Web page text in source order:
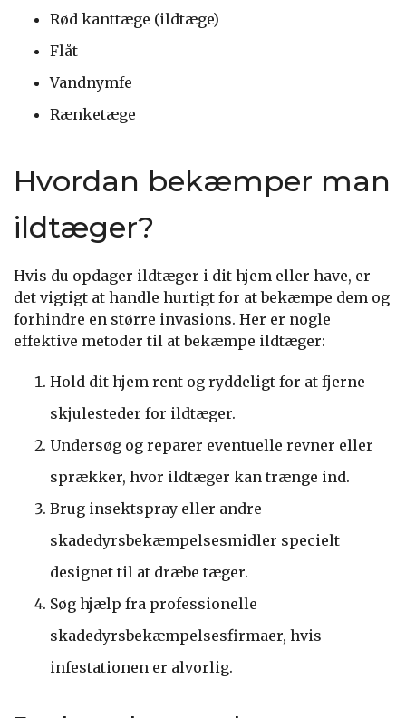
Rød kanttæge (ildtæge)
Flåt
Vandnymfe
Rænketæge
Hvordan bekæmper man
ildtæger?
Hvis du opdager ildtæger i dit hjem eller have, er
det vigtigt at handle hurtigt for at bekæmpe dem og
forhindre en større invasions. Her er nogle
effektive metoder til at bekæmpe ildtæger:
Hold dit hjem rent og ryddeligt for at fjerne
skjulesteder for ildtæger.
Undersøg og reparer eventuelle revner eller
sprækker, hvor ildtæger kan trænge ind.
Brug insektspray eller andre
skadedyrsbekæmpelsesmidler specielt
designet til at dræbe tæger.
Søg hjælp fra professionelle
skadedyrsbekæmpelsesfirmaer, hvis
infestationen er alvorlig.